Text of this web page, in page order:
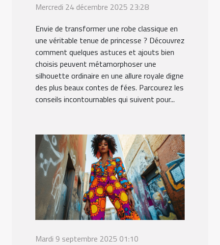
Mercredi 24 décembre 2025 23:28
Envie de transformer une robe classique en
une véritable tenue de princesse ? Découvrez
comment quelques astuces et ajouts bien
choisis peuvent métamorphoser une
silhouette ordinaire en une allure royale digne
des plus beaux contes de fées. Parcourez les
conseils incontournables qui suivent pour...
Mardi 9 septembre 2025 01:10